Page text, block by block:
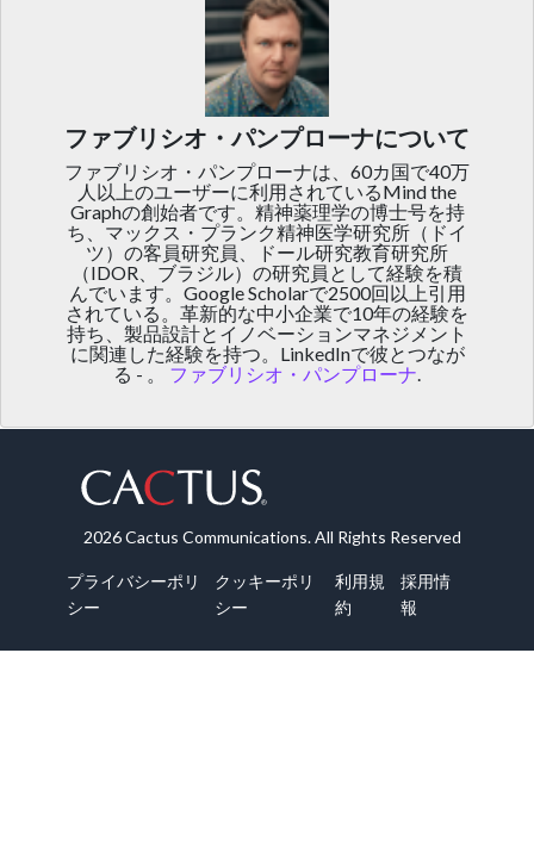
ファブリシオ・パンプローナについて
ファブリシオ・パンプローナは、60カ国で40万
人以上のユーザーに利用されているMind the
Graphの創始者です。精神薬理学の博士号を持
ち、マックス・プランク精神医学研究所（ドイ
ツ）の客員研究員、ドール研究教育研究所
（IDOR、ブラジル）の研究員として経験を積
んでいます。Google Scholarで2500回以上引用
されている。革新的な中小企業で10年の経験を
持ち、製品設計とイノベーションマネジメント
に関連した経験を持つ。LinkedInで彼とつなが
る - 。 ファブリシオ・パンプローナ
2026 Cactus Communications. All Rights Reserved
プライバシーポリ
シー
クッキーポリ
シー
利用規
約
採用情
報